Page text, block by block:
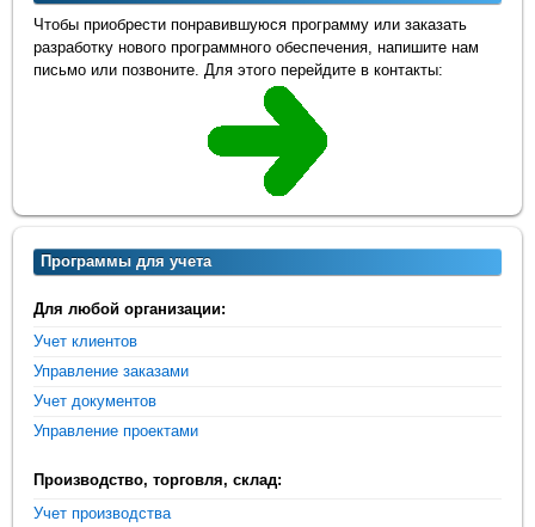
Чтобы приобрести понравившуюся программу или заказать
разработку нового программного обеспечения, напишите нам
письмо или позвоните. Для этого перейдите в контакты:
Программы для учета
Для любой организации:
Учет клиентов
Управление заказами
Учет документов
Управление проектами
Производство, торговля, склад:
Учет производства